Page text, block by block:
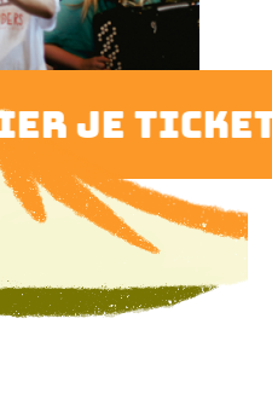
je ticket